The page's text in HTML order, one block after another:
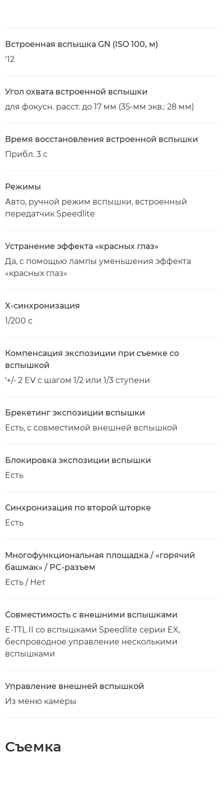
Встроенная вспышка GN (ISO 100, м)
'12
Угол охвата встроенной вспышки
для фокусн. расст. до 17 мм (35-мм экв.: 28 мм)
Время восстановления встроенной вспышки
Прибл. 3 с
Режимы
Авто, ручной режим вспышки, встроенный
передатчик Speedlite
Устранение эффекта «красных глаз»
Да, с помощью лампы уменьшения эффекта
«красных глаз»
X-синхронизация
1/200 с
Компенсация экспозиции при съемке со
вспышкой
'+/- 2 EV с шагом 1/2 или 1/3 ступени
Брекетинг экспозиции вспышки
Есть, с совместимой внешней вспышкой
Блокировка экспозиции вспышки
Есть
Синхронизация по второй шторке
Есть
Многофункциональная площадка / «горячий
башмак» / PC-разъем
Есть / Нет
Совместимость с внешними вспышками
E-TTL II со вспышками Speedlite серии EX,
беспроводное управление несколькими
вспышками
Управление внешней вспышкой
Из меню камеры
Съемка